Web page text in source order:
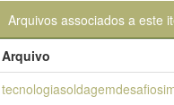
Arquivos associados a este
Arquivo